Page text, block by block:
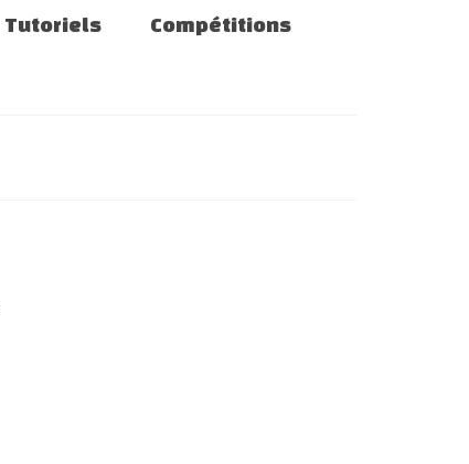
Tutoriels
Compétitions